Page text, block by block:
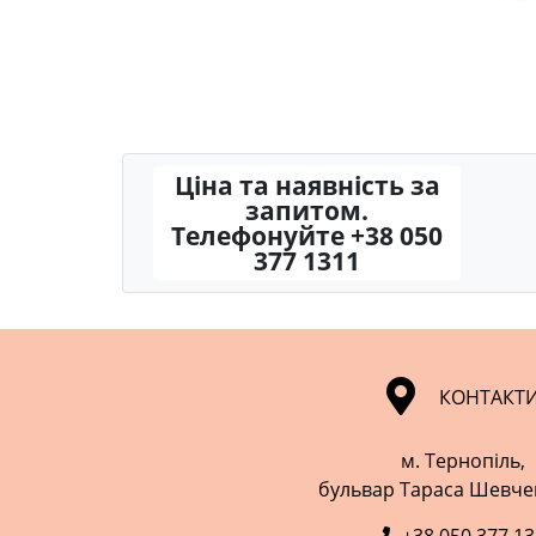
Ціна та наявність за
запитом.
Телефонуйте +38 050
377 1311
м. Тернопіль,
​​​​​​​бульвар Тараса